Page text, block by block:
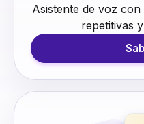
Asistente de voz
repetitivas